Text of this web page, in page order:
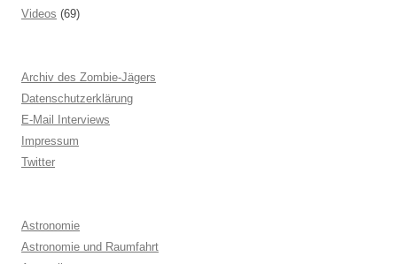
Videos (69)
Archiv des Zombie-Jägers
Datenschutzerklärung
E-Mail Interviews
Impressum
Twitter
Astronomie
Astronomie und Raumfahrt